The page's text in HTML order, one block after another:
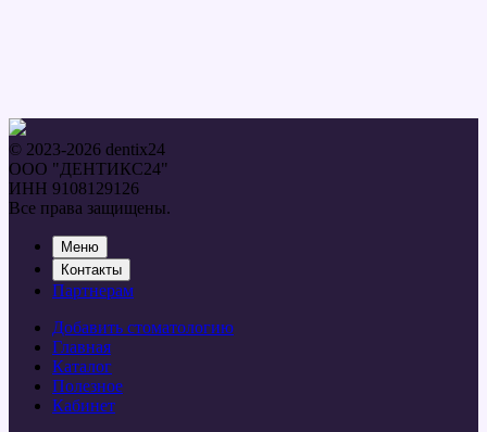
© 2023-2026 dentix24
ООО "ДЕНТИКС24"
ИНН 9108129126
Все права защищены.
Меню
Контакты
Партнерам
Добавить стоматологию
Главная
Каталог
Полезное
Кабинет